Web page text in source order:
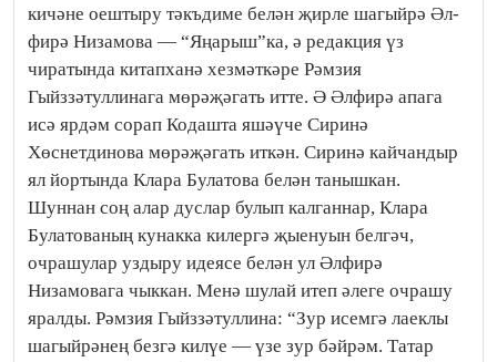
кичәне оештыру тәкъдиме белән җирле шагыйрә Әл­
фирә Низамова — “Яңарыш”ка, ә редакция үз
чиратында китапханә хезмәткәре Рәмзия
Гыйззәтуллинага мөрәҗәгать итте. Ә Әлфирә апага
исә ярдәм сорап Кодашта яшәүче Сиринә
Хөснетдинова мөрәҗәгать иткән. Сиринә кайчандыр
ял йортында Клара Булатова белән танышкан.
Шуннан соң алар дуслар булып калганнар, Клара
Булатованың кунакка килергә җыенуын белгәч,
очрашулар уздыру идеясе белән ул Әлфирә
Низамовага чыккан. Менә шулай итеп әлеге очрашу
яралды. Рәмзия Гыйззәтуллина: “Зур исемгә лаеклы
шагыйрәнең безгә килүе — үзе зур бәйрәм. Татар